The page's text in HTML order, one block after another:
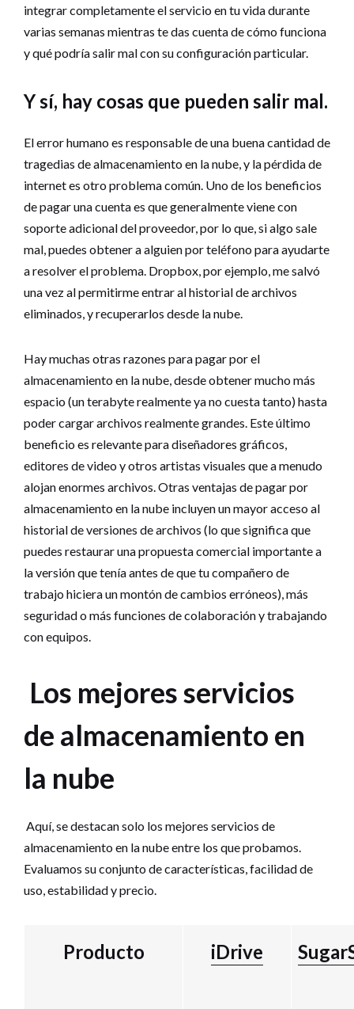
integrar completamente el servicio en tu vida durante
varias semanas mientras te das cuenta de cómo funciona
y qué podría salir mal con su configuración particular.
Y sí, hay cosas que pueden salir mal.
El error humano es responsable de una buena cantidad de
tragedias de almacenamiento en la nube, y la pérdida de
internet es otro problema común. Uno de los beneficios
de pagar una cuenta es que generalmente viene con
soporte adicional del proveedor, por lo que, si algo sale
mal, puedes obtener a alguien por teléfono para ayudarte
a resolver el problema. Dropbox, por ejemplo, me salvó
una vez al permitirme entrar al historial de archivos
eliminados, y recuperarlos desde la nube.
Hay muchas otras razones para pagar por el
almacenamiento en la nube, desde obtener mucho más
espacio (un terabyte realmente ya no cuesta tanto) hasta
poder cargar archivos realmente grandes. Este último
beneficio es relevante para diseñadores gráficos,
editores de video y otros artistas visuales que a menudo
alojan enormes archivos. Otras ventajas de pagar por
almacenamiento en la nube incluyen un mayor acceso al
historial de versiones de archivos (lo que significa que
puedes restaurar una propuesta comercial importante a
la versión que tenía antes de que tu compañero de
trabajo hiciera un montón de cambios erróneos), más
seguridad o más funciones de colaboración y trabajando
con equipos.
Los mejores servicios
de almacenamiento en
la nube
Aquí, se destacan solo los mejores servicios de
almacenamiento en la nube entre los que probamos.
Evaluamos su conjunto de características, facilidad de
uso, estabilidad y precio.
Producto iDrive